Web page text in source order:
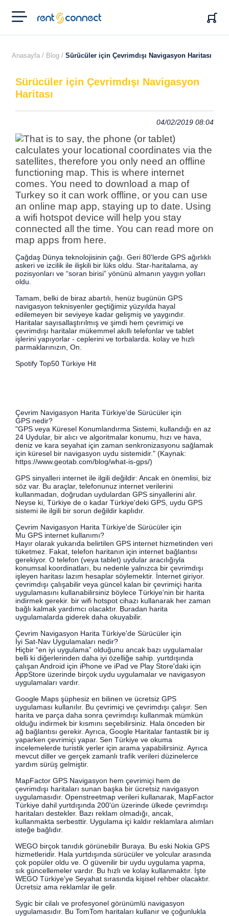
RENT'N
CONNECT
Anasayfa / Blog / Sürücüler için Çevrimdışı Navigasyon Haritası
Sürücüler için Çevrimdışı Navigasyon
Haritası
04/02/2019 08:04
Çağdaş Dünya teknolojisinin çağı. Geri 80'lerde GPS ağırlıklı
askeri ve izcilik ile ilişkili bir lüks oldu. Star-haritalama, ay
pozisyonları ve “soran birisi” yönünü almanın yaygın yolları
oldu.
Tamam, belki de biraz abartılı, henüz bugünün GPS
navigasyon teknisyenler geçtiğimiz yüzyılda hayal
edilemeyen bir seviyeye kadar gelişmiş ve yaygındır.
Haritalar sayısallaştırılmış ve şimdi hem çevrimiçi ve
çevrimdışı haritalar mükemmel akıllı telefonlar ve tablet
işlerini yapıyorlar - ceplerini ve torbalarda. kolay ve hızlı
parmaklarınızın, On.
Spotify Top50 Türkiye Hit
Çevrim Navigasyon Harita Türkiye'de Sürücüler için
GPS nedir?
"GPS veya Küresel Konumlandırma Sistemi, kullandığı en az
24 Uydular, bir alıcı ve algoritmalar konumu, hızı ve hava,
deniz ve kara seyahat için zaman senkronizasyonu sağlamak
için küresel bir navigasyon uydu sistemidir." (Kaynak:
https://www.geotab.com/blog/what-is-gps/)
GPS sinyalleri internet ile ilgili değildir: Ancak en önemlisi, biz
söz var. Bu araçlar, telefonunuz internet verilerini
kullanmadan, doğrudan uydulardan GPS sinyallerini alır.
Neyse ki, Türkiye de o kadar Türkiye'deki GPS, uydu GPS
sistemi ile ilgili bir sorun değildir kaplıdır.
Çevrim Navigasyon Harita Türkiye'de Sürücüler için
Mu GPS internet kullanımı?
Hayır olarak yukarıda belirtilen GPS internet hizmetinden veri
tüketmez. Fakat, telefon haritanın için internet bağlantısı
gerekiyor. O telefon (veya tablet) uydular aracılığıyla
konumsal koordinatları, bu nedenle yalnızca bir çevrimdışı
işleyen haritası lazım hesaplar söylemektir. İnternet giriyor.
çevrimdışı çalışabilir veya güncel kalan bir çevrimiçi harita
uygulamasını kullanabilirsiniz böylece Türkiye'nin bir harita
indirmek gerekir. bir wifi hotspot cihazı kullanarak her zaman
bağlı kalmak yardımcı olacaktır. Buradan harita
uygulamalarda giderek daha okuyabilir.
Çevrim Navigasyon Harita Türkiye'de Sürücüler için
İyi Sat-Nav Uygulamaları nedir?
Hiçbir “en iyi uygulama” olduğunu ancak bazı uygulamalar
belli ki diğerlerinden daha iyi özelliğe sahip. yurtdışında
çalışan Android için iPhone ve iPad ve Play Store'daki için
AppStore üzerinde birçok uydu uygulamalar ve navigasyon
uygulamaları vardır.
Google Maps şüphesiz en bilinen ve ücretsiz GPS
uygulaması kullanılır. Bu çevrimiçi ve çevrimdışı çalışır. Sen
harita ve parça daha sonra çevrimdışı kullanmak mümkün
olduğu indirmek bir kısmını seçebilirsiniz. Hala önceden bir
ağ bağlantısı gerekir. Ayrıca, Google Haritalar fantastik bir iş
yaparken çevrimiçi yapar. Sen Türkiye ve okuma
incelemelerde turistik yerler için arama yapabilirsiniz. Ayrıca
mevcut diller ve gerçek zamanlı trafik verileri düzinelerce
yardım sürüş gelmiştir.
MapFactor GPS Navigasyon hem çevrimiçi hem de
çevrimdışı haritaları sunan başka bir ücretsiz navigasyon
uygulamasıdır. Openstreetmap verileri kullanarak, MapFactor
Türkiye dahil yurtdışında 200'ün üzerinde ülkede çevrimdışı
haritaları destekler. Bazı reklam olmadığı, ancak,
kullanmakta serbesttir. Uygulama içi kaldır reklamlara alımları
isteğe bağlıdır.
WEGO birçok tanıdık görünebilir Buraya. Bu eski Nokia GPS
hizmetleridir. Hala yurtdışında sürücüler ve yolcular arasında
çok popüler oldu ve. O güvenilir bir uydu uygulama yapma,
sık güncellemeler vardır. Bu hızlı ve kolay kullanmaktır. İşte
WEGO Türkiye'ye Seyahat sırasında kişisel rehber olacaktır.
Ücretsiz ama reklamlar ile gelir.
Sygic bir cilalı ve profesyonel görünümlü navigasyon
uygulamasıdır. Bu TomTom haritaları kullanır ve çoğunlukla